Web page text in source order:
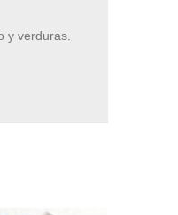
y verduras.